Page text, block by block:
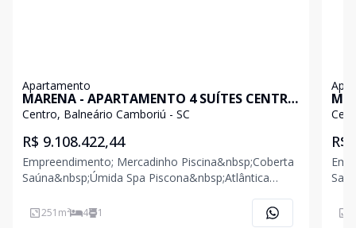
Apartamento
MARENA - APARTAMENTO 4 SUÍTES CENTRO
BALNEÁRIO CAMBORIÚ
Centro, Balneário Camboriú - SC
R$ 9.108.422,44
Empreendimento; Mercadinho Piscina&nbsp;Coberta
Saúna&nbsp;Úmida Spa Piscona&nbsp;Atlântica
Casa&nbsp;da&nbsp;Piscina
251 m² 4 1
R$